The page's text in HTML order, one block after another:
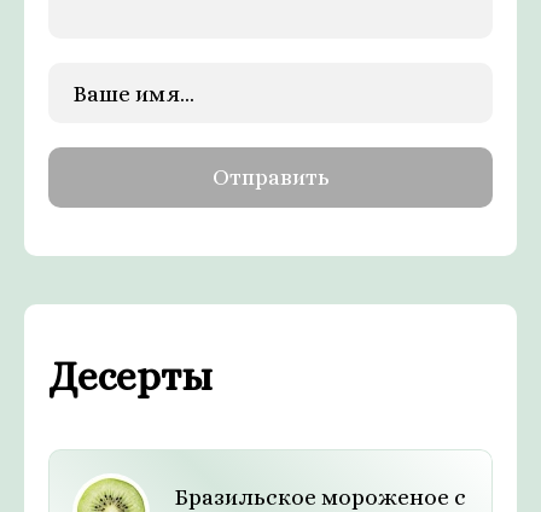
Десерты
Бразильское мороженое с